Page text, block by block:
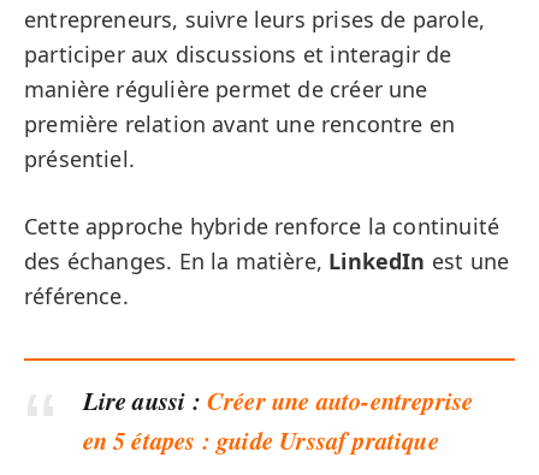
entrepreneurs, suivre leurs prises de parole,
participer aux discussions et interagir de
manière régulière permet de créer une
première relation avant une rencontre en
présentiel.
Cette approche hybride renforce la continuité
des échanges. En la matière, LinkedIn est une
référence.
Lire aussi : Créer une auto-entreprise
en 5 étapes : guide Urssaf pratique